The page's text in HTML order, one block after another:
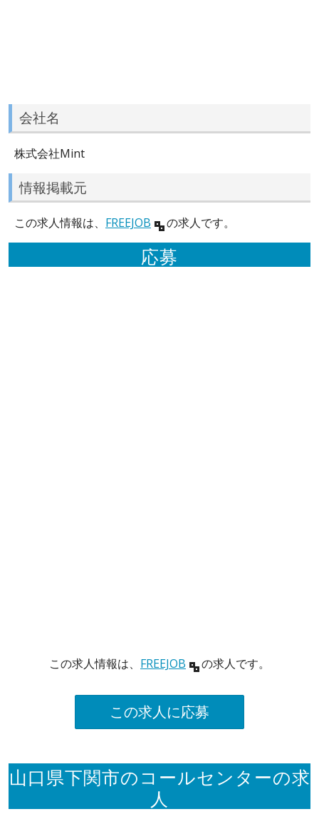
会社名
株式会社Mint
情報掲載元
この求人情報は、 FREEJOB の求人です。
応募
この求人情報は、 FREEJOB の求人です。
この求人に応募
山口県下関市のコールセンターの求
人